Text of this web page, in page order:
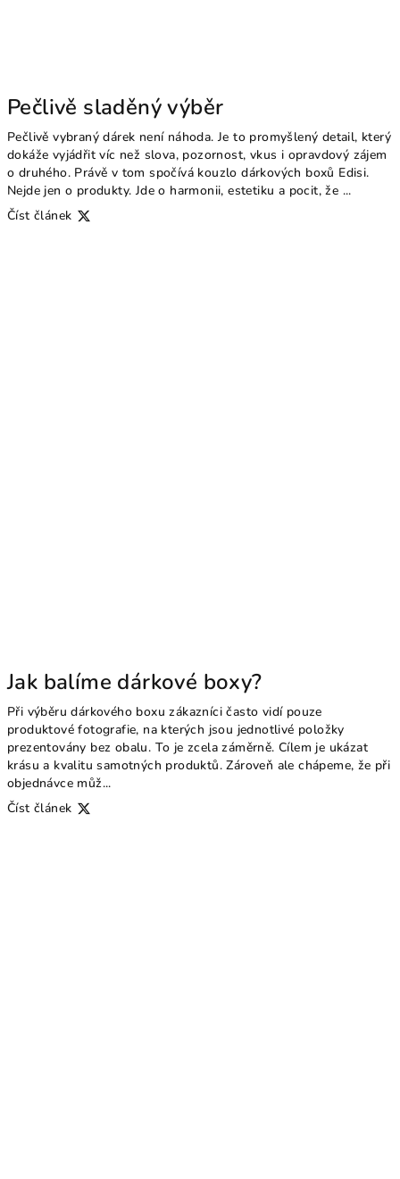
Pečlivě sladěný výběr
Pečlivě vybraný dárek není náhoda. Je to promyšlený detail, který
dokáže vyjádřit víc než slova, pozornost, vkus i opravdový zájem
o druhého. Právě v tom spočívá kouzlo dárkových boxů Edisi.
Nejde jen o produkty. Jde o harmonii, estetiku a pocit, že ...
Číst článek
Jak balíme dárkové boxy?
Při výběru dárkového boxu zákazníci často vidí pouze
produktové fotografie, na kterých jsou jednotlivé položky
prezentovány bez obalu. To je zcela záměrně. Cílem je ukázat
krásu a kvalitu samotných produktů. Zároveň ale chápeme, že při
objednávce můž...
Číst článek